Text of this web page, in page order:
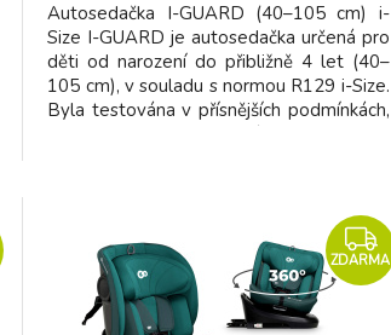
Autosedačka I-GUARD (40–105 cm) i-
Size I-GUARD je autosedačka určená pro
děti od narození do přibližně 4 let (40–
105 cm), v souladu s normou R129 i-Size.
Byla testována v přísnějších podmínkách,
ZDARMA